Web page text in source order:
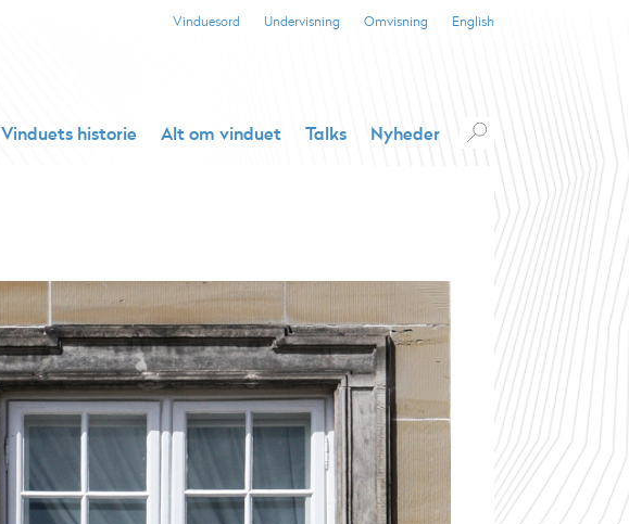
English
Vinduesord Undervisning Omvisning
Vinduets historie Alt om vinduet Talks Nyheder